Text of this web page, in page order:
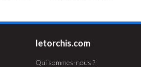
letorchis.com
Qui sommes-nous ?